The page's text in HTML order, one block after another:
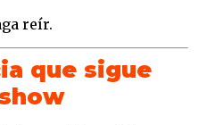
reír.
que sigue